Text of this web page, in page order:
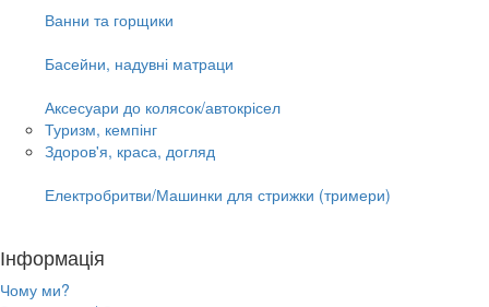
Ванни та горщики
Басейни, надувні матраци
Аксесуари до колясок/автокрісел
Туризм, кемпінг
Здоров'я, краса, догляд
Електробритви/Машинки для стрижки (тримери)
Інформація
Чому ми?